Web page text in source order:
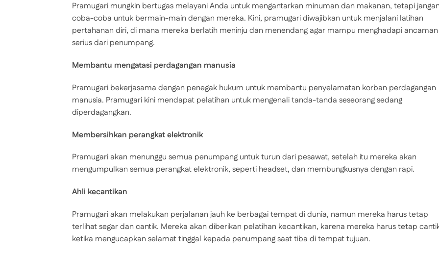
Pramugari mungkin bertugas melayani Anda untuk mengantarkan minuman dan makanan, tetapi jangan
coba-coba untuk bermain-main dengan mereka. Kini, pramugari diwajibkan untuk menjalani latihan
pertahanan diri, di mana mereka berlatih meninju dan menendang agar mampu menghadapi ancaman
serius dari penumpang.
Membantu mengatasi perdagangan manusia
Pramugari bekerjasama dengan penegak hukum untuk membantu penyelamatan korban perdagangan
manusia. Pramugari kini mendapat pelatihan untuk mengenali tanda-tanda seseorang sedang
diperdagangkan.
Membersihkan perangkat elektronik
Pramugari akan menunggu semua penumpang untuk turun dari pesawat, setelah itu mereka akan
mengumpulkan semua perangkat elektronik, seperti headset, dan membungkusnya dengan rapi.
Ahli kecantikan
Pramugari akan melakukan perjalanan jauh ke berbagai tempat di dunia, namun mereka harus tetap
terlihat segar dan cantik. Mereka akan diberikan pelatihan kecantikan, karena mereka harus tetap
ketika mengucapkan selamat tinggal kepada penumpang saat tiba di tempat tujuan.